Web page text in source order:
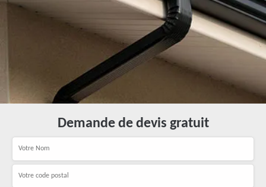
Demande de devis gratuit